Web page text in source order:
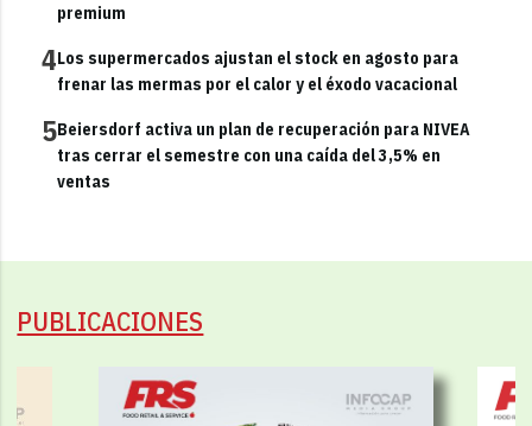
premium
4Los supermercados ajustan el stock en agosto para
frenar las mermas por el calor y el éxodo vacacional
5Beiersdorf activa un plan de recuperación para NIVEA
tras cerrar el semestre con una caída del 3,5% en
ventas
PUBLICACIONES